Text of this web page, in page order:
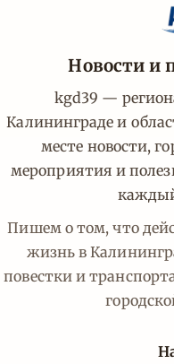
Новости и
kgd39 —
Калининграде и
месте новости,
мероприятия и
Пишем о том, что
жизнь в
повестки и